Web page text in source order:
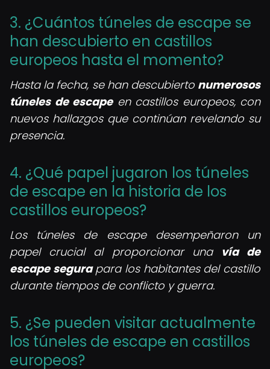
3. ¿Cuántos túneles de escape se
han descubierto en castillos
europeos hasta el momento?
Hasta la fecha, se han descubierto numerosos
túneles de escapeen castillos europeos, con
nuevos hallazgos que continúan revelando su
presencia.
4. ¿Qué papel jugaron los túneles
de escape en la historia de los
castillos europeos?
Los túneles de escape desempeñaron un
papel crucial al proporcionar una vía de
escape segurapara los habitantes del castillo
durante tiempos de conflicto y guerra.
5. ¿Se pueden visitar actualmente
los túneles de escape en castillos
europeos?